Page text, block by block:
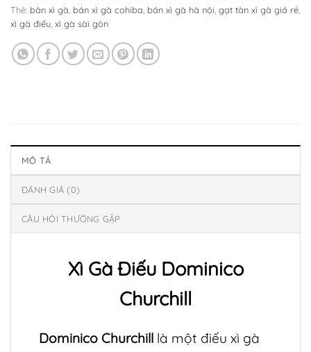
Thẻ: bán xì gà bán xì gà cohiba bán xì gà hà nội gạt tàn xì gà giá rẻ
xì gà điếu xì gà sài gòn
MÔ TẢ
ĐÁNH GIÁ (0)
CÂU HỎI THƯỜNG GẶP
Xì Gà Điếu Dominico
Churchill
Dominico Churchill là một điếu xì gà